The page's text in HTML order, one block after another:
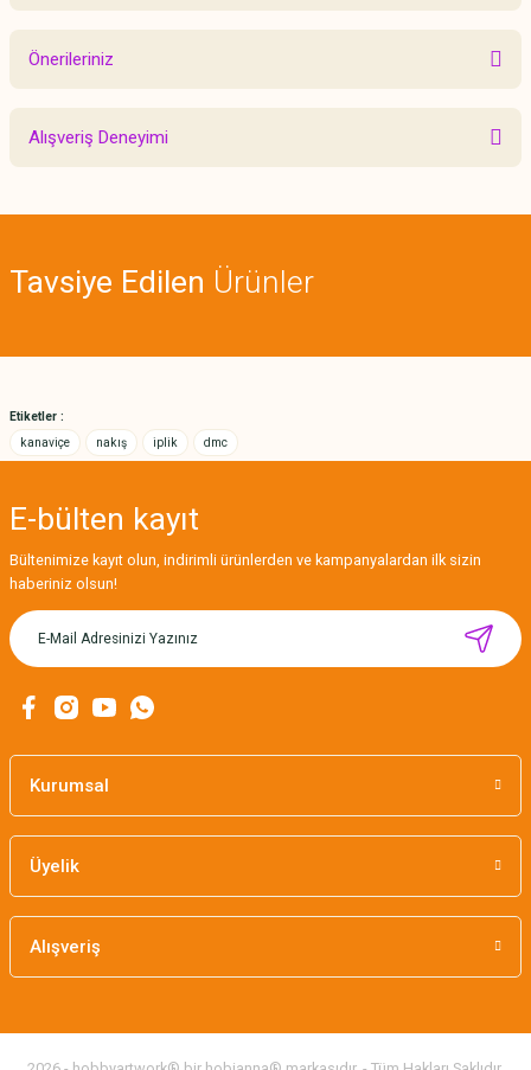
Önerileriniz
Bu ürünün fiyat bilgisi, resim, ürün açıklamalarında ve diğer konularda
yetersiz gördüğünüz noktaları öneri formunu kullanarak tarafımıza
Ürün açıklamasında eksik bilgiler bulunuyor.
Alışveriş Deneyimi
Tavsiye Edilen Ürünler
MIKNATISLI İĞNE TUTUCU-BAHAR
Etiketler :
kanaviçe
nakış iplik dmc
E-bülten kayıt
Bültenimize kayıt olun, indirimli ürünlerden ve kampanyalardan ilk sizin
haberiniz olsun!
Kurumsal
Üyelik
Alışveriş